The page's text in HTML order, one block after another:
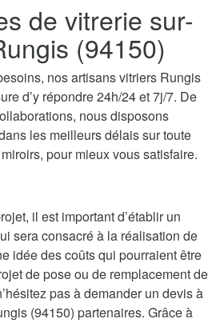
de vitrerie sur-
(94150)
nos artisans vitriers Rungis
d’y répondre 24h/24 et 7j/7. De
nous disposons
les meilleurs délais sur toute
pour mieux vous satisfaire.
il est important d’établir un
sera consacré à la réalisation de
idée des coûts qui pourraient être
de pose ou de remplacement de
pas à demander un devis à
(94150) partenaires. Grâce à